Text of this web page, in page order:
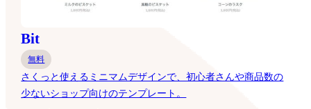
Bit
無料
さくっと使えるミニマムデザインで、初心者さんや商品数の
少ないショップ向けのテンプレート。